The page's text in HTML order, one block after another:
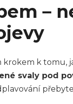
–
k tomu,
svaly pod